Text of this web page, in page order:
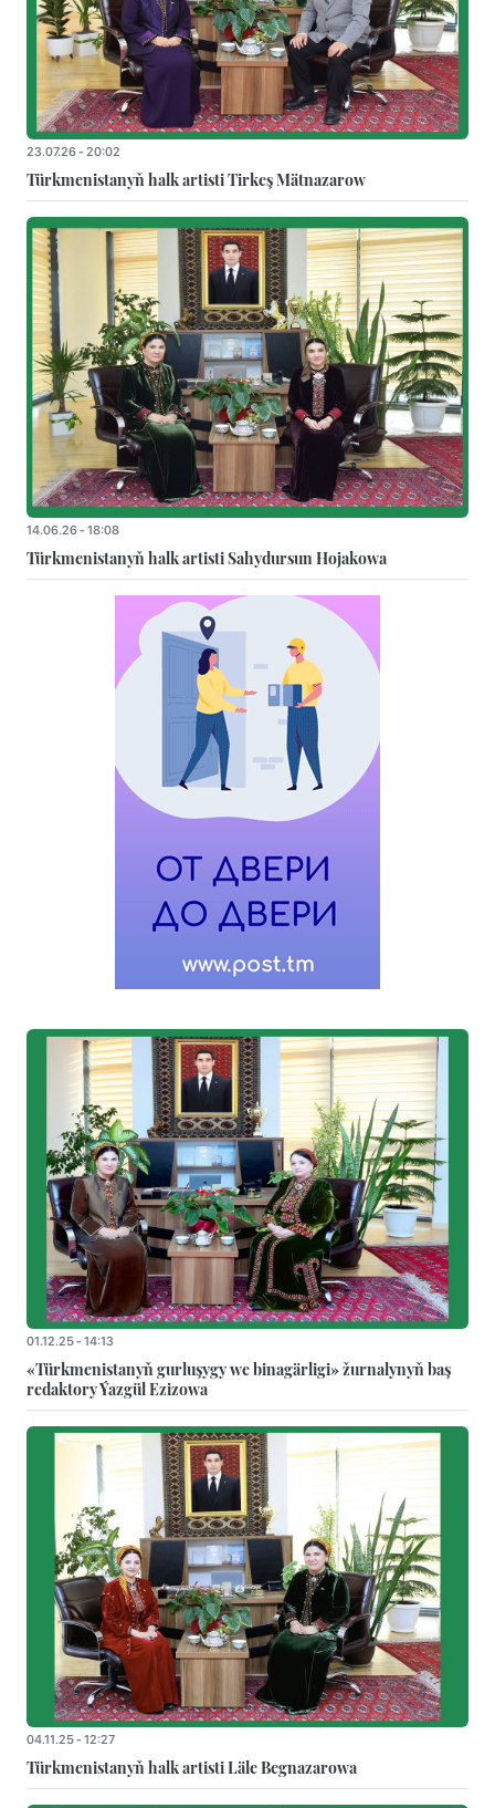
23.07.26 - 20:02
Türkmenistanyň halk artisti Tirkeş Mätnazarow
14.06.26 - 18:08
Türkmenistanyň halk artisti Sahydursun Hojakowa
01.12.25 - 14:13
«Türkmenistanyň gurluşygy we binagärligi» žurnalynyň baş
redaktory Ýazgül Ezizowa
04.11.25 - 12:27
Türkmenistanyň halk artisti Läle Begnazarowa